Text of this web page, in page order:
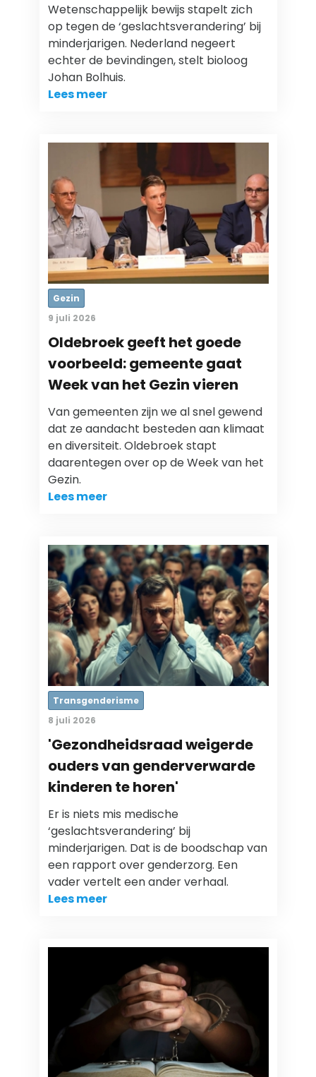
Wetenschappelijk bewijs stapelt zich
op tegen de ‘geslachtsverandering’ bij
minderjarigen. Nederland negeert
echter de bevindingen, stelt bioloog
Johan Bolhuis.
Lees meer
Gezin
9 juli 2026
Oldebroek geeft het goede
voorbeeld: gemeente gaat
Week van het Gezin vieren
Van gemeenten zijn we al snel gewend
dat ze aandacht besteden aan klimaat
en diversiteit. Oldebroek stapt
daarentegen over op de Week van het
Gezin.
Lees meer
Transgenderisme
8 juli 2026
'Gezondheidsraad weigerde
ouders van genderverwarde
kinderen te horen'
Er is niets mis medische
‘geslachtsverandering’ bij
minderjarigen. Dat is de boodschap van
een rapport over genderzorg. Een
vader vertelt een ander verhaal.
Lees meer